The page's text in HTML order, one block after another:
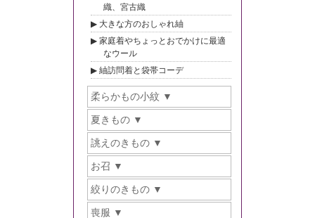
織、宮古織
大きな方のおしゃれ紬
家庭着やちょっとおでかけに最適
なウール
紬訪問着と袋帯コーデ
柔らかもの小紋
夏きもの
誂えのきもの
お召
絞りのきもの
喪服